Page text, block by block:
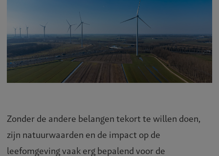
Zonder de andere belangen tekort te willen doen,
zijn natuurwaarden en de impact op de
leefomgeving vaak erg bepalend voor de